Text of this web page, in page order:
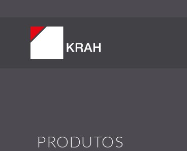
PRODUTOS